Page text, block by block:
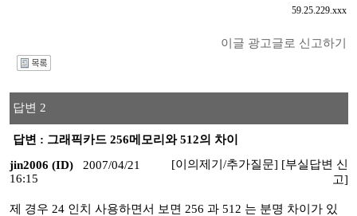
59.25.229.xxx
이글 광고글로 신고하기
답변 2
답변 : 그래픽카드 256메모리와 512의 차이
jin2006 (ID)
2007/04/21
16:15
[이의제기/추가질문] [부실답변 신
고]
제 경우 24 인치 사용하면서 보면 256 과 512 는 분명 차이가 있